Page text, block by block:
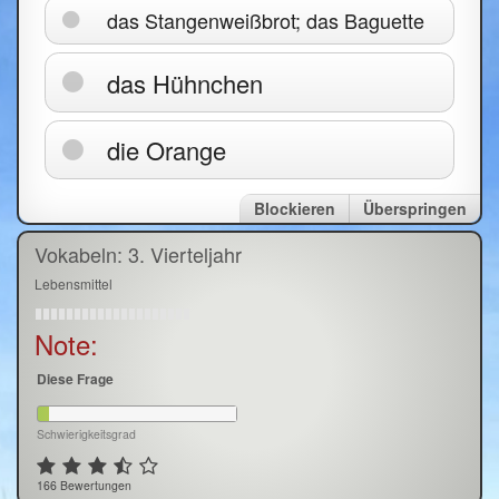
das Stangenweißbrot; das Baguette
das Hühnchen
die Orange
Überspringen
Blockieren
Vokabeln: 3. Vierteljahr
Lebensmittel
Note:
Diese Frage
Schwierigkeitsgrad
166 Bewertungen